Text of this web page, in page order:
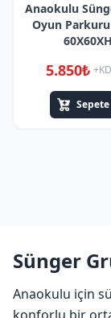
Anaokulu
Oyun
5.850₺
Sünger
Anaokulu için